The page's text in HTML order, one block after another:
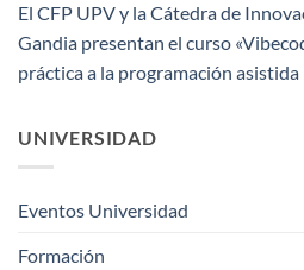
El CFP UPV y la Cátedra de
Gandia presentan el curso
práctica a la programación asistida
UNIVERSIDAD
Eventos Universidad
Formación